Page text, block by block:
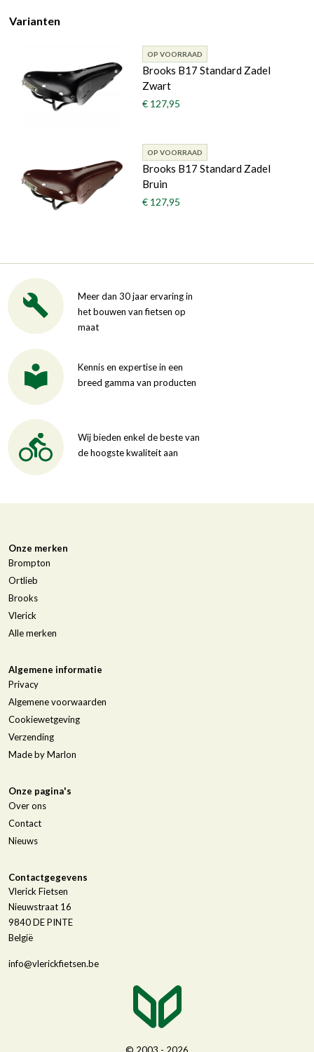
Varianten
OP VOORRAAD
Brooks B17 Standard Zadel
Zwart
€ 127,95
OP VOORRAAD
Brooks B17 Standard Zadel
Bruin
€ 127,95
Meer dan 30 jaar ervaring in
het bouwen van fietsen op
maat
Kennis en expertise in een
breed gamma van producten
Wij bieden enkel de beste van
de hoogste kwaliteit aan
Onze merken
Brompton
Ortlieb
Brooks
Vlerick
Alle merken
Algemene informatie
Privacy
Algemene voorwaarden
Cookiewetgeving
Verzending
Made by Marlon
Onze pagina's
Over ons
Contact
Nieuws
Contactgegevens
Vlerick Fietsen
Nieuwstraat 16
9840DE PINTE
België
info@vlerickfietsen.be
© 2003 - 2026